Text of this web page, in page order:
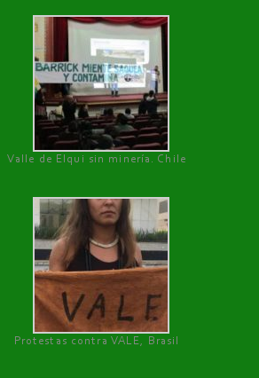
Valle de Elqui sin minería. Chile
Protestas contra VALE, Brasil